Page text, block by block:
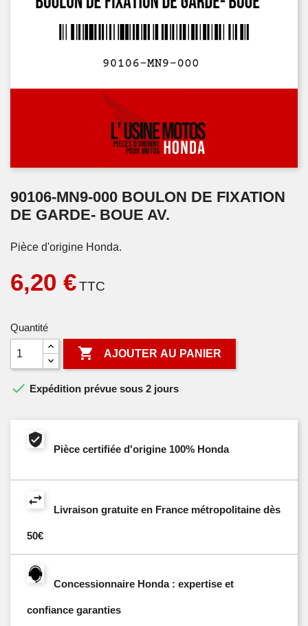
90106-MN9-000 BOULON DE FIXATION
DE GARDE- BOUE AV.
Pièce d'origine Honda.
6,20 €TTC
Quantité
 AJOUTER AU PANIER
 Expédition prévue sous 2 jours
Pièce certifiée d'origine 100% Honda
Livraison gratuite en France métropolitaine dès
50€
Concessionnaire Honda : expertise et
confiance garanties